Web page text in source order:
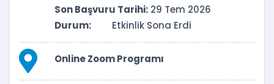
Son Başvuru Tarihi: 29 Tem 2026
Durum:
Etkinlik Sona Erdi
Online Zoom Programı